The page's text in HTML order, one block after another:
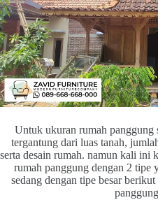
Untuk ukuran rumah panggung
tergantung dari luas tanah,
serta desain rumah. namun kali ini
rumah panggung dengan 2 tipe
sedang dengan tipe besar